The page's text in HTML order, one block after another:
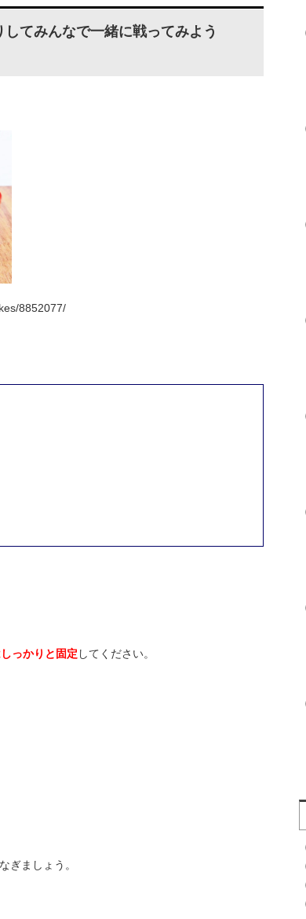
てみんなで一緒に戦ってみよう
8852077/
っかりと固定 してください。
ぎましょう。